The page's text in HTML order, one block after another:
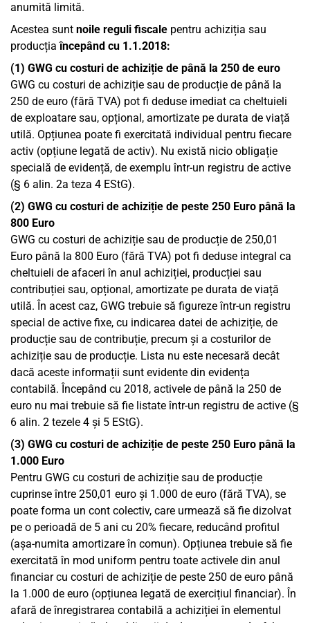
anumită limită.
Acestea sunt noile reguli fiscale pentru achiziția sau
producția începând cu 1.1.2018:
(1) GWG cu costuri de achiziție de până la 250 de euro
GWG cu costuri de achiziție sau de producție de până la
250 de euro (fără TVA) pot fi deduse imediat ca cheltuieli
de exploatare sau, opțional, amortizate pe durata de viață
utilă. Opțiunea poate fi exercitată individual pentru fiecare
activ (opțiune legată de activ). Nu există nicio obligație
specială de evidență, de exemplu într-un registru de active
(§ 6 alin. 2a teza 4 EStG).
(2) GWG cu costuri de achiziție de peste 250 Euro până la
800 Euro
GWG cu costuri de achiziție sau de producție de 250,01
Euro până la 800 Euro (fără TVA) pot fi deduse integral ca
cheltuieli de afaceri în anul achiziției, producției sau
contribuției sau, opțional, amortizate pe durata de viață
utilă. În acest caz, GWG trebuie să figureze într-un registru
special de active fixe, cu indicarea datei de achiziție, de
producție sau de contribuție, precum și a costurilor de
achiziție sau de producție. Lista nu este necesară decât
dacă aceste informații sunt evidente din evidența
contabilă. Începând cu 2018, activele de până la 250 de
euro nu mai trebuie să fie listate într-un registru de active (§
6 alin. 2 tezele 4 și 5 EStG).
(3) GWG cu costuri de achiziție de peste 250 Euro până la
1.000 Euro
Pentru GWG cu costuri de achiziție sau de producție
cuprinse între 250,01 euro și 1.000 de euro (fără TVA), se
poate forma un cont colectiv, care urmează să fie dizolvat
pe o perioadă de 5 ani cu 20% fiecare, reducând profitul
(așa-numita amortizare în comun). Opțiunea trebuie să fie
exercitată în mod uniform pentru toate activele din anul
financiar cu costuri de achiziție de peste 250 de euro până
la 1.000 de euro (opțiunea legată de exercițiul financiar). În
afară de înregistrarea contabilă a achiziției în elementul